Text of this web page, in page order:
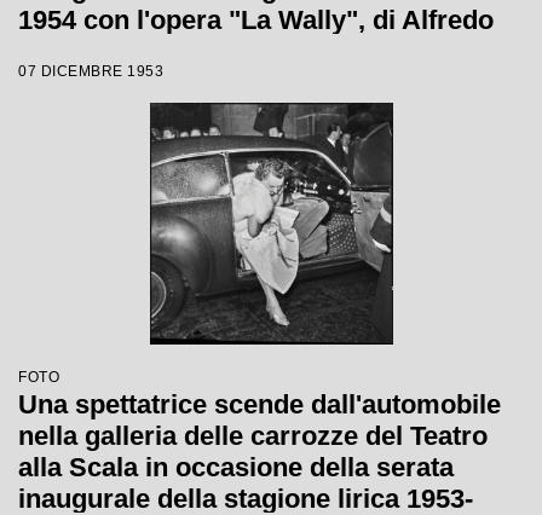
1954 con l'opera "La Wally", di Alfredo
con la regia di Tatiana Pavlova
07 DICEMBRE 1953
FOTO
Una spettatrice scende dall'automobile
nella galleria delle carrozze del Teatro
alla Scala in occasione della serata
inaugurale della stagione lirica 1953-